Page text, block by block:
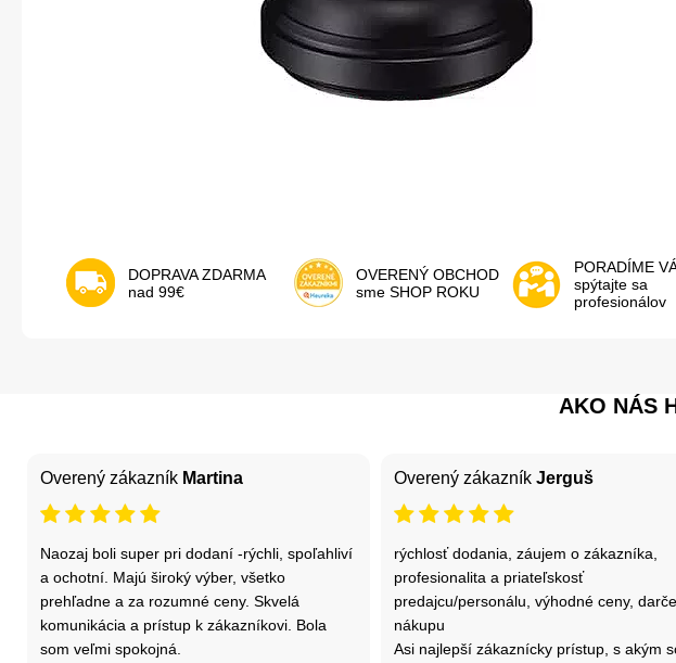
DOPRAVA ZDARMA
nad 99€
OVERENÝ OBCHOD
sme SHOP ROKU
PORADÍME
spýtajte sa
profesionálov
AKO NÁS
Overený zákazník Martina
Naozaj boli super pri dodaní -rýchli, spoľahliví
a ochotní. Majú široký výber, všetko
prehľadne a za rozumné ceny. Skvelá
komunikácia a prístup k zákazníkovi. Bola
som veľmi spokojná.
Overený zákazník Jerguš
rýchlosť dodania, záujem o zákazníka,
profesionalita a priateľskosť
predajcu/personálu, výhodné ceny,
nákupu
Asi najlepší zákaznícky prístup, s akým